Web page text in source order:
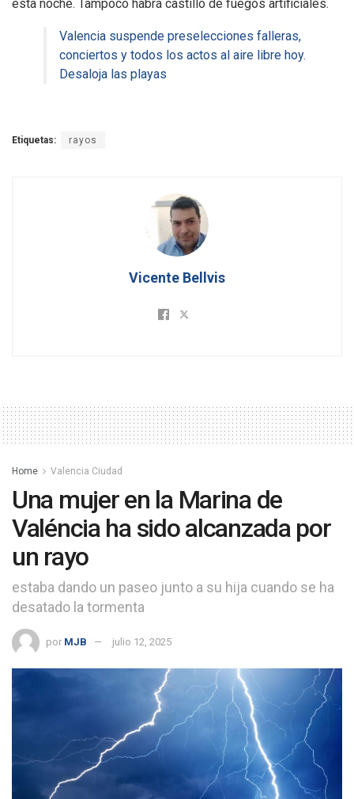
esta noche. Tampoco habrá castillo de fuegos artificiales.
Valencia suspende preselecciones falleras,
conciertos y todos los actos al aire libre hoy.
Desaloja las playas
Etiquetas: rayos
Vicente Bellvis
Home Valencia Ciudad
Una mujer en la Marina de
Valéncia ha sido alcanzada por
un rayo
estaba dando un paseo junto a su hija cuando se ha
desatado la tormenta
por MJB julio 12, 2025